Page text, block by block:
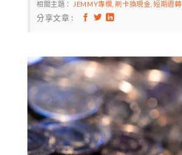
相關主題： JEMMY專欄 ,刷卡換現金 ,短期週轉
分享文章 :